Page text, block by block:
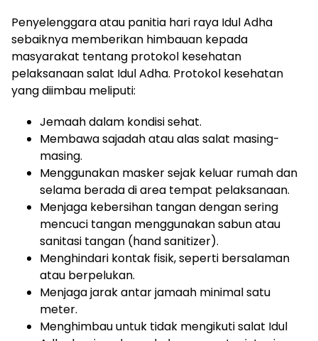
Penyelenggara atau panitia hari raya Idul Adha
sebaiknya memberikan himbauan kepada
masyarakat tentang protokol kesehatan
pelaksanaan salat Idul Adha. Protokol kesehatan
yang diimbau meliputi:
Jemaah dalam kondisi sehat.
Membawa sajadah atau alas salat masing-
masing.
Menggunakan masker sejak keluar rumah dan
selama berada di area tempat pelaksanaan.
Menjaga kebersihan tangan dengan sering
mencuci tangan menggunakan sabun atau
sanitasi tangan (hand sanitizer).
Menghindari kontak fisik, seperti bersalaman
atau berpelukan.
Menjaga jarak antar jamaah minimal satu
meter.
Menghimbau untuk tidak mengikuti salat Idul